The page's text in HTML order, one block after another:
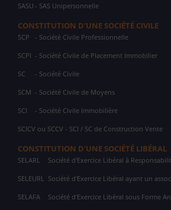
SASU - SAS Unipersonnelle
CONSTITUTION D'UNE SOCIÉTÉ CIVILE
SCP - Société Civile Professionnelle
SCPI - Société Civile de Placement Immobilier
SC - Société Civile
SCM - Société Civile de Moyens
SCI - Société Civile Immobilière
SCICV ou SCCV - SCI / SC de Construction Vente
CONSTITUTION D'UNE SOCIÉTÉ LIBÉRAL
SELARL Société d'Exercice Libéral à
SELEURL Société d'Exercice Libéral ayant un
SELAFA Société d'Exercice Libéral sous Forme